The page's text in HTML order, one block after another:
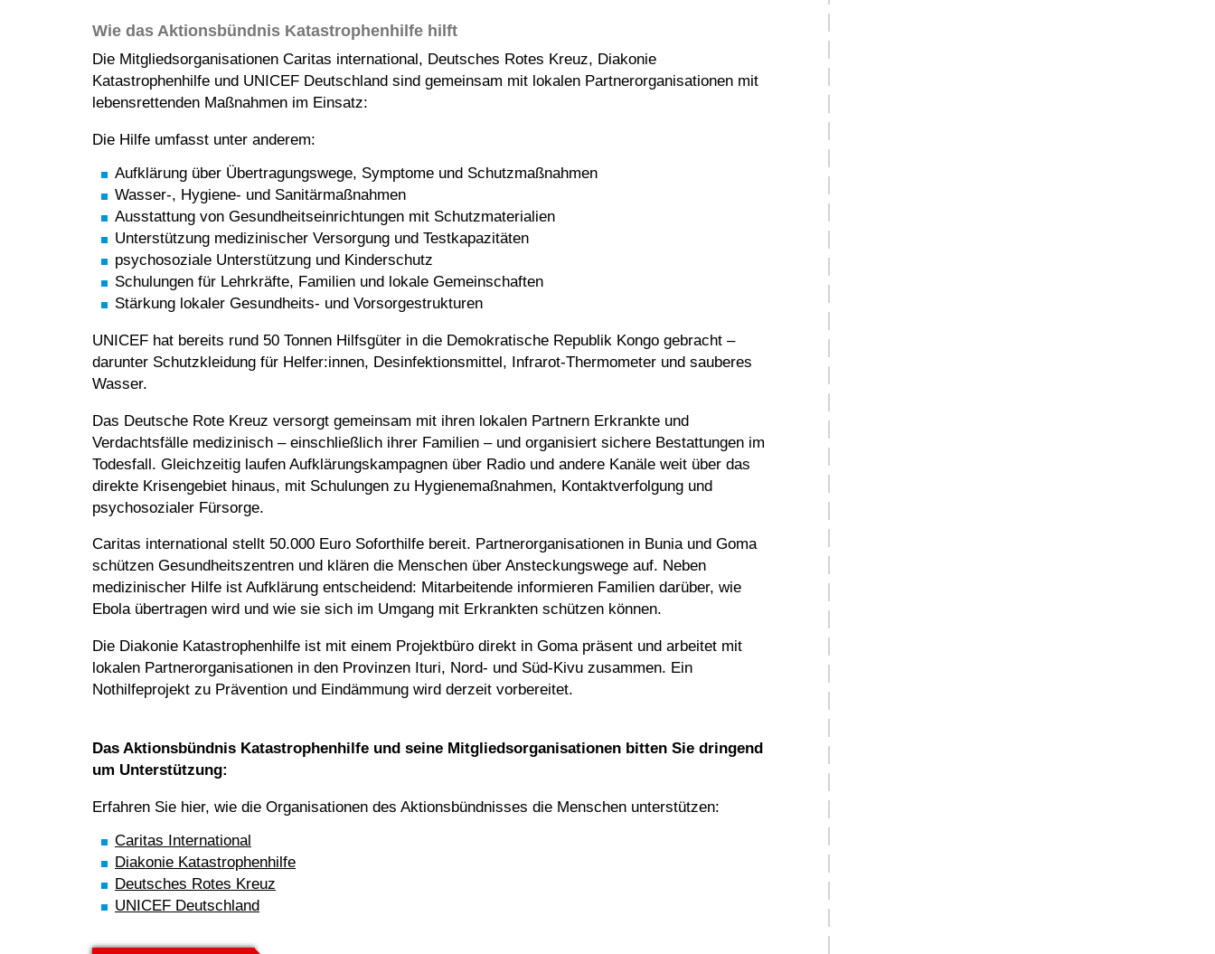
Wie das Aktionsbündnis Katastrophenhilfe hilft
Die Mitgliedsorganisationen Caritas international, Deutsches Rotes Kreuz, Diakonie
Katastrophenhilfe und UNICEF Deutschland sind gemeinsam mit lokalen Partnerorganisationen mit
lebensrettenden Maßnahmen im Einsatz:
Die Hilfe umfasst unter anderem:
Aufklärung über Übertragungswege, Symptome und Schutzmaßnahmen
Wasser-, Hygiene- und Sanitärmaßnahmen
Ausstattung von Gesundheitseinrichtungen mit Schutzmaterialien
Unterstützung medizinischer Versorgung und Testkapazitäten
psychosoziale Unterstützung und Kinderschutz
Schulungen für Lehrkräfte, Familien und lokale Gemeinschaften
Stärkung lokaler Gesundheits- und Vorsorgestrukturen
UNICEF hat bereits rund 50 Tonnen Hilfsgüter in die Demokratische Republik Kongo gebracht –
darunter Schutzkleidung für Helfer:innen, Desinfektionsmittel, Infrarot-Thermometer und sauberes
Wasser.
Das Deutsche Rote Kreuz versorgt gemeinsam mit ihren lokalen Partnern Erkrankte und
Verdachtsfälle medizinisch – einschließlich ihrer Familien – und organisiert sichere Bestattungen im
Todesfall. Gleichzeitig laufen Aufklärungskampagnen über Radio und andere Kanäle weit über das
direkte Krisengebiet hinaus, mit Schulungen zu Hygienemaßnahmen, Kontaktverfolgung und
psychosozialer Fürsorge.
Caritas international stellt 50.000 Euro Soforthilfe bereit. Partnerorganisationen in Bunia und Goma
schützen Gesundheitszentren und klären die Menschen über Ansteckungswege auf. Neben
medizinischer Hilfe ist Aufklärung entscheidend: Mitarbeitende informieren Familien darüber, wie
Ebola übertragen wird und wie sie sich im Umgang mit Erkrankten schützen können.
Die Diakonie Katastrophenhilfe ist mit einem Projektbüro direkt in Goma präsent und arbeitet mit
lokalen Partnerorganisationen in den Provinzen Ituri, Nord- und Süd-Kivu zusammen. Ein
Nothilfeprojekt zu Prävention und Eindämmung wird derzeit vorbereitet.
Das Aktionsbündnis Katastrophenhilfe und seine Mitgliedsorganisationen bitten Sie dringend
um Unterstützung:
Erfahren Sie hier, wie die Organisationen des Aktionsbündnisses die Menschen unterstützen:
Caritas International
Diakonie Katastrophenhilfe
Deutsches Rotes Kreuz
UNICEF Deutschland